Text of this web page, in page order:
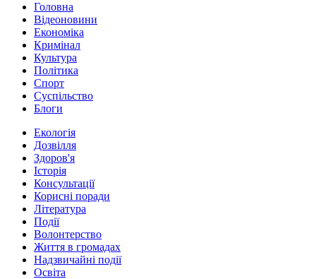
Головна
Відеоновини
Економіка
Кримінал
Культура
Політика
Спорт
Суспільство
Блоги
Екологія
Дозвілля
Здоров'я
Історія
Консультації
Корисні поради
Література
Події
Волонтерство
Життя в громадах
Надзвичайні події
Освіта